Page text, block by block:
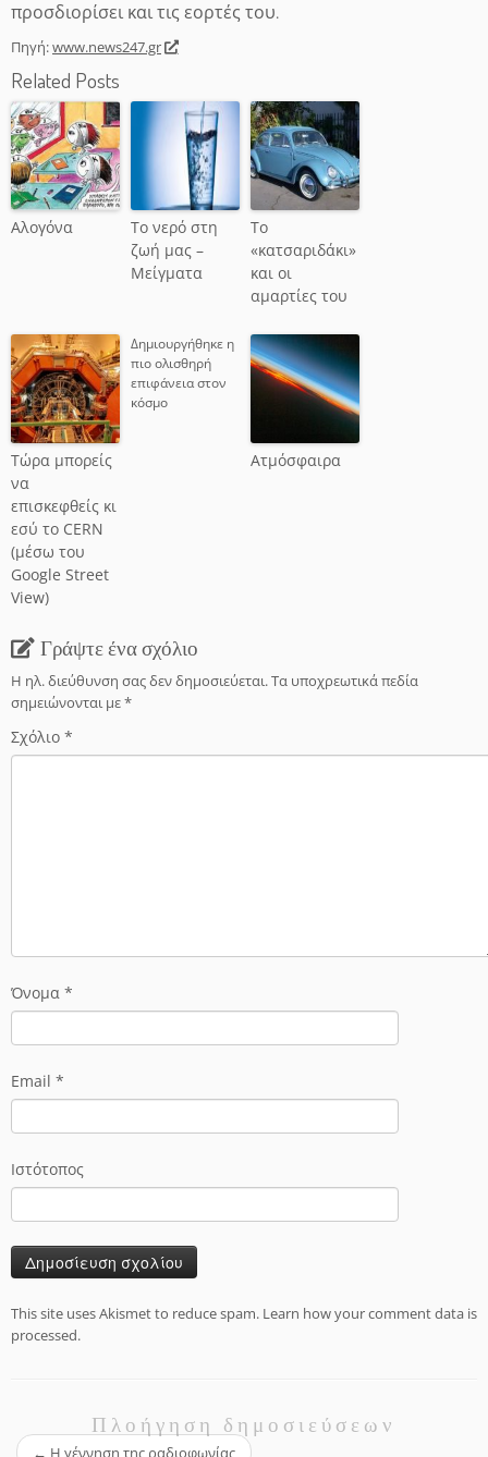
προσδιορίσει και τις εορτές του.
Πηγή:www.news247.gr
Related Posts
Αλογόνα
Το νερό στη
ζωή μας –
Μείγματα
Το
«κατσαριδάκι»
και οι
αμαρτίες του
Τώρα μπορείς
να
επισκεφθείς κι
εσύ το CERN
(μέσω του
Google Street
View)
Δημιουργήθηκε η
πιο ολισθηρή
επιφάνεια στον
κόσμο
Ατμόσφαιρα
Γράψτε ένα σχόλιο
Η ηλ. διεύθυνση σας δεν δημοσιεύεται.Τα υποχρεωτικά πεδία
σημειώνονται με*
Σχόλιο *
Όνομα *
Email *
Ιστότοπος
This site uses Akismet to reduce spam. Learn how your comment data is
processed.
Πλοήγηση δημοσιεύσεων
← Η γέννηση της ραδιοφωνίας